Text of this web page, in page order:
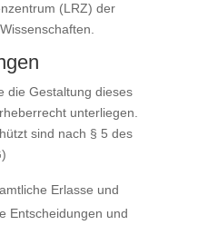
(LRZ) der
die Gestaltung dieses
unterliegen.
sind nach § 5 des
Erlasse und
Entscheidungen und